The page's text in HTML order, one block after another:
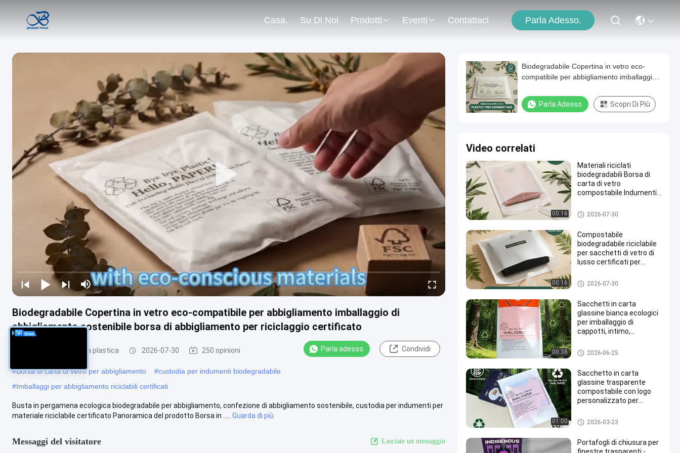
Casa. Su Di Noi Prodotti Eventi Contattaci Parla Adesso.
Biodegradabile Copertina in vetro eco-compatibile per abbigliamento imballaggio di
abbigliamento sostenibile borsa di abbigliamento per riciclaggio certificato
Sacco di carta senza plastica 2026-07-30 250 opinioni Parla adesso. Condividi
#Borsa di carta di vetro per abbigliamento #custodia per indumenti biodegradabile
#Imballaggi per abbigliamento riciclabili certificati
Busta in pergamena ecologica biodegradabile per abbigliamento, confezione di abbigliamento sostenibile, custodia per indumenti per
materiale riciclabile certificato Panoramica del prodotto Borsa in .....
Guarda di più
Messaggi del visitatore Lasciate un messaggio
Biodegradabile Copertina in vetro eco-
compatibile per abbigliamento imballaggio
abbigliamento per riciclaggio certificato
Parla Adesso. Scopri Di Più
Video correlati
00:16
Materiali riciclati
biodegradabili Borsa di
carta di vetro
compostabile Indumenti
abbigliamento ecologico
borsa di abbigliamento
Sacco di carta senza plastica
2026-07-30
00:16
Compostabile
biodegradabile riciclabile
per sacchetti di vetro di
lusso certificati per
di abbigliamento UE
Fornitore a basso MOQ
Sacco di carta senza plastica
2026-07-30
00:38
Sacchetti in carta
glassine bianca ecologici
per imballaggio di
cappotti, intimo,
per imballaggio di
abbigliamento
Sacchetto di carta glassine
2026-06-25
01:00
Sacchetto in carta
glassine trasparente
compostabile con logo
personalizzato per
abbigliamento
Sacchetto di carta glassine
2026-03-23
Portafogli di chiusura per